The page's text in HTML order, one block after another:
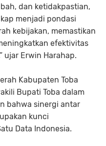
dan ketidakpastian,
menjadi pondasi
kebijakan, memastikan
efektivitas
ujar Erwin Harahap.
Kabupaten Toba
Bupati Toba dalam
bahwa sinergi antar
kunci
Data Indonesia.